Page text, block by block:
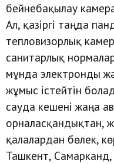
бейнебақылау
Ал, қазіргі таңда
тепловизорлық
санитарлық
мұнда электронды
жұмыс істейтін
сауда кешені жаңа
орналасқандықтан,
қалалардан бөлек,
Ташкент,